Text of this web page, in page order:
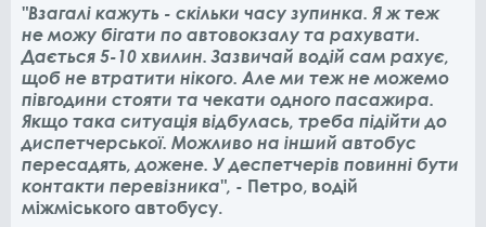
"Взагалі кажуть - скільки часу зупинка. Я ж теж
не можу бігати по автовокзалу та рахувати.
Дається 5-10 хвилин. Зазвичай водій сам рахує,
щоб не втратити нікого. Але ми теж не можемо
півгодини стояти та чекати одного пасажира.
Якщо така ситуація відбулась, треба підійти до
диспетчерської. Можливо на інший автобус
пересадять, дожене. У деспетчерів повинні бути
контакти перевізника", - Петро, водій
міжміського автобусу.